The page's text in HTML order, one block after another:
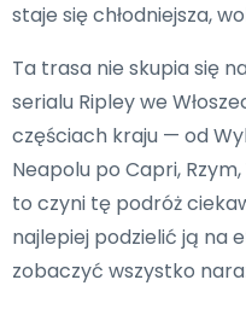
staje się chłodniejsza,
Ta trasa nie skupia się
serialu Ripley we
częściach kraju — od
Neapolu po Capri,
to czyni tę podróż
najlepiej podzielić ją na
zobaczyć wszystko